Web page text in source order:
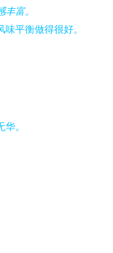
富。
平衡做得很好。
。